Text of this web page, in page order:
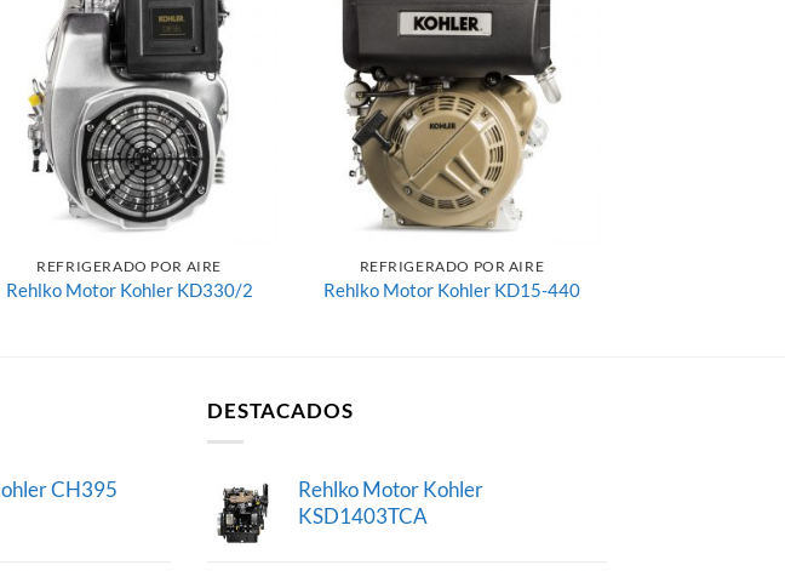
Añadir
lista de
deseos
REFRIGERADO POR AIRE
Rehlko Motor Kohler KD330/2
Añadir
lista de
deseos
REFRIGERADO POR AIRE
Rehlko Motor Kohler KD15-440
CH395
DESTACADOS
Rehlko Motor Kohler
KSD1403TCA